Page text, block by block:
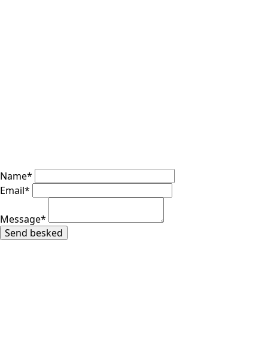
Name*
Email*
Message*
Send besked